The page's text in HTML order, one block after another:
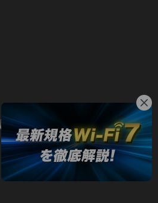
日本 / 日本語